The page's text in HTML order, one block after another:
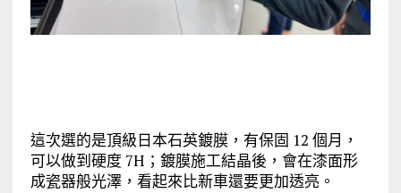
這次選的是頂級日本石英鍍膜，有保固 12 個月，
可以做到硬度 7H；鍍膜施工結晶後，會在漆面形
成瓷器般光澤，看起來比新車還要更加透亮。